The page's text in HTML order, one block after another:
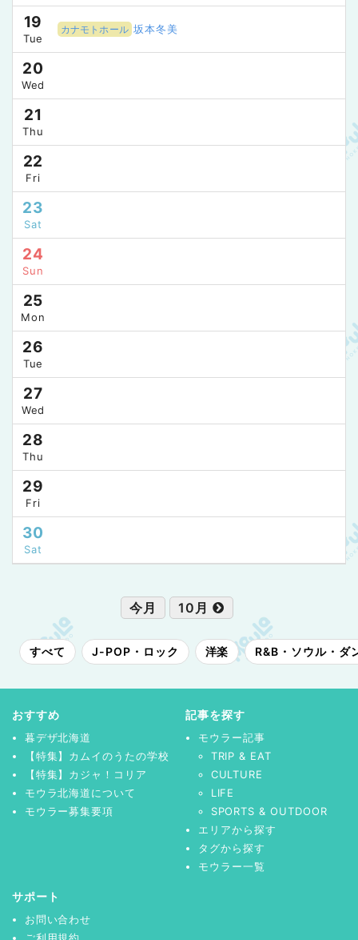
19
Tue
カナモトホール 坂本冬美
20
Wed
21
Thu
22
Fri
23
Sat
24
Sun
25
Mon
26
Tue
27
Wed
28
Thu
29
Fri
30
Sat
今月 10月
すべて J-POP・ロック 洋楽 R&B・ソウル・ダ
おすすめ
暮デザ北海道
【特集】カムイのうたの学校
【特集】カジャ！コリア
モウラ北海道について
モウラー募集要項
記事を探す
モウラー記事
TRIP & EAT
CULTURE
LIFE
SPORTS & OUTDOOR
エリアから探す
タグから探す
モウラー一覧
サポート
お問い合わせ